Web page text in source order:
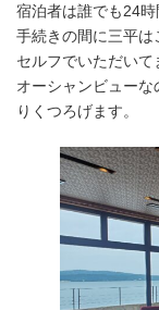
宿泊者は誰でも24
手続きの間に三平
セルフでいただいて
オーシャンビューな
りくつろげます。